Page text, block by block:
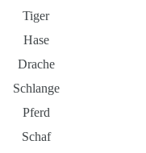
Tiger
Hase
Drache
Schlange
Pferd
Schaf